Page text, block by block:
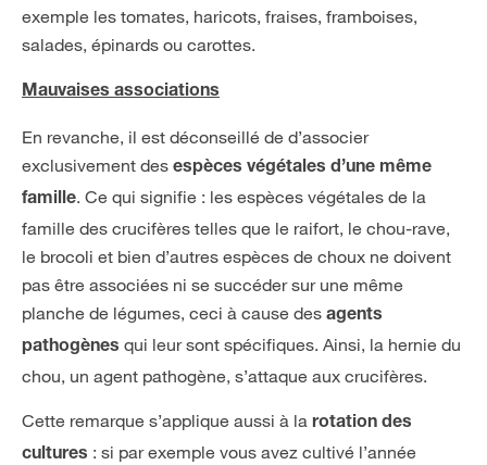
exemple les tomates, haricots, fraises, framboises,
salades, épinards ou carottes.
Mauvaises associations
En revanche, il est déconseillé de d’associer
exclusivement des espèces végétales d’une même
famille. Ce qui signifie : les espèces végétales de la
famille des crucifères telles que le raifort, le chou-rave,
le brocoli et bien d’autres espèces de choux ne doivent
pas être associées ni se succéder sur une même
planche de légumes, ceci à cause des agents
pathogènes qui leur sont spécifiques. Ainsi, la hernie du
chou, un agent pathogène, s’attaque aux crucifères.
Cette remarque s’applique aussi à la rotation des
cultures : si par exemple vous avez cultivé l’année